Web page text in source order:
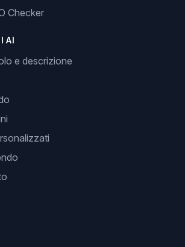
Checker
AI
e descrizione